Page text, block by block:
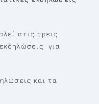
στις τρεις
για
και τα